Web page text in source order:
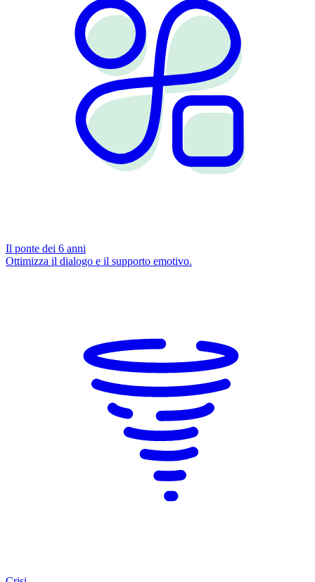
Il ponte dei 6 anni
Ottimizza il dialogo e il supporto emotivo.